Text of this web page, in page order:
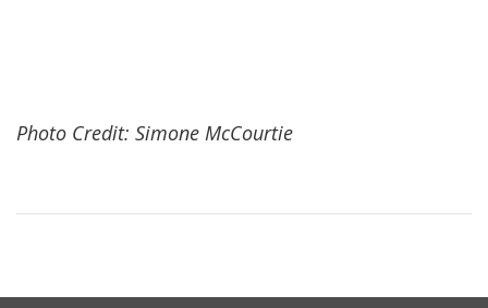
Photo Credit: Simone McCourtie